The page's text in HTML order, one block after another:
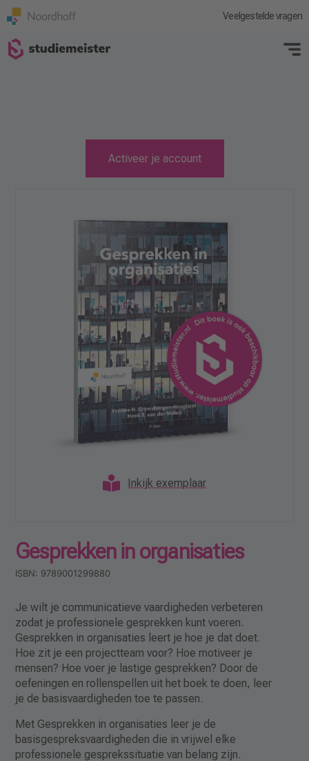
Veelgestelde vragen
Gesprekken in organisaties
ISBN: 9789001299880
Je wilt je communicatieve vaardigheden verbeteren
zodat je professionele gesprekken kunt voeren.
Gesprekken in organisaties leert je hoe je dat doet.
Hoe zit je een projectteam voor? Hoe motiveer je
mensen? Hoe voer je lastige gesprekken? Door de
oefeningen en rollenspellen uit het boek te doen, leer
je de basisvaardigheden toe te passen.
Met Gesprekken in organisaties leer je de
basisgespreksvaardigheden die in vrijwel elke
professionele gesprekssituatie van belang zijn.
Activeer je account
Inkijk exemplaar